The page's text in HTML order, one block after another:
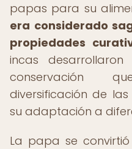
papas para su
era considerado
propiedades
incas
conservación
diversificación de
su adaptación a
La papa se